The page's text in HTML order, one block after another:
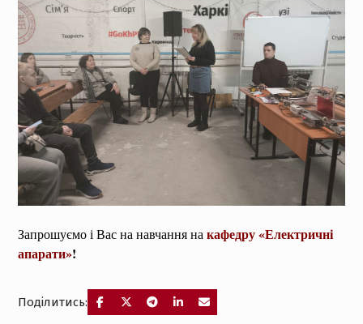
Запрошуємо і Вас на навчання на кафедру «Електричні
апарати»!
Поділитись: